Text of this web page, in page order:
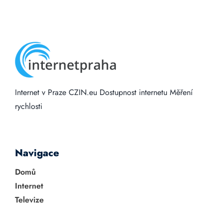
Internet v Praze CZIN.eu Dostupnost internetu Měření
rychlosti
Navigace
Domů
Internet
Televize